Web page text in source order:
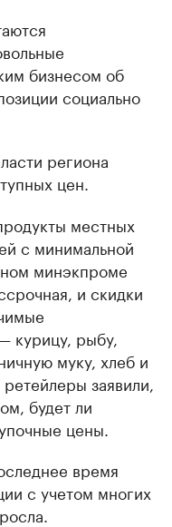
бизнесом об
социально
региона
цен.
местных
с минимальной
минэкпроме
и скидки
курицу, рыбу,
муку, хлеб и
заявили,
будет ли
цены.
время
с учетом многих